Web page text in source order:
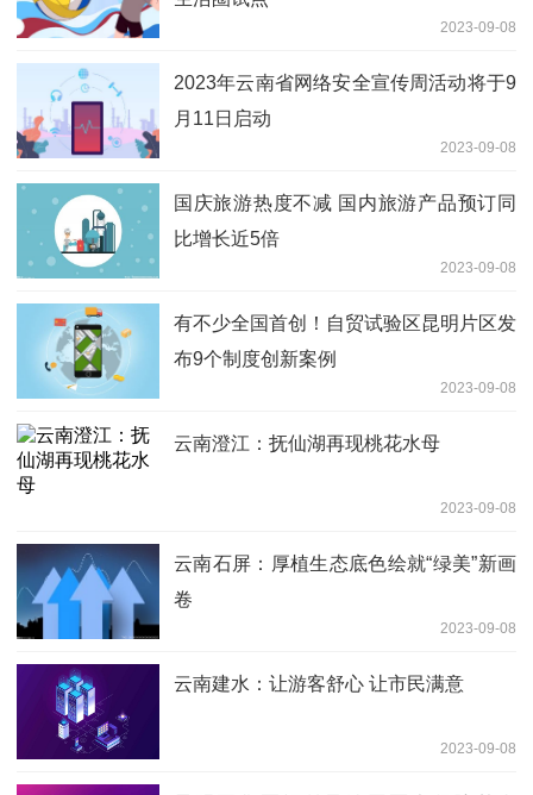
2023-09-08
2023年云南省网络安全宣传周活动将于9
月11日启动
2023-09-08
国庆旅游热度不减 国内旅游产品预订同
比增长近5倍
2023-09-08
有不少全国首创！自贸试验区昆明片区发
布9个制度创新案例
2023-09-08
云南澄江：抚仙湖再现桃花水母
2023-09-08
云南石屏：厚植生态底色绘就“绿美”新画
卷
2023-09-08
云南建水：让游客舒心 让市民满意
2023-09-08